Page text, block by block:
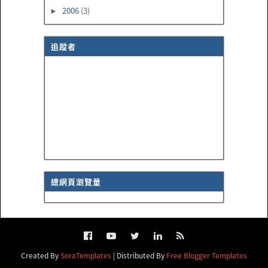
► 2006 (3)
追蹤者
總網頁瀏覽量
Created BySoraTemplates | Distributed By Free Blogger Templates